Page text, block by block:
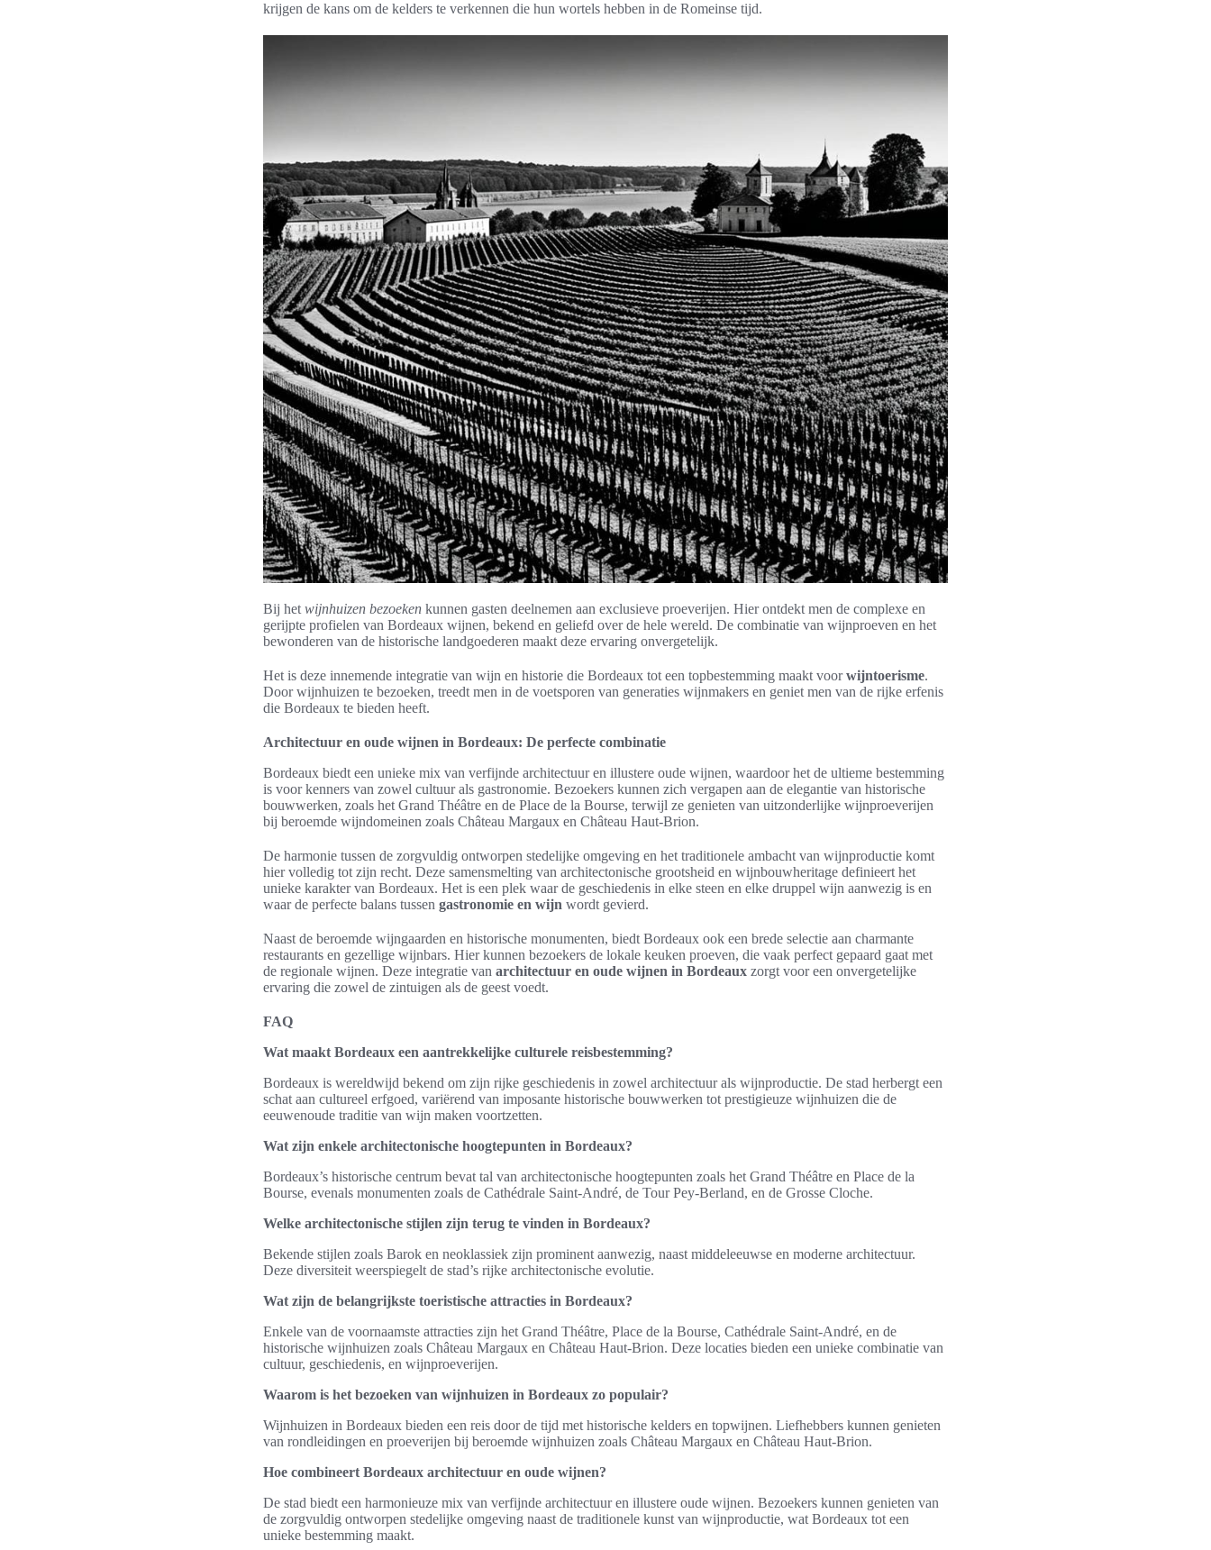
krijgen de kans om de kelders te verkennen die hun wortels hebben in de Romeinse tijd.
Bij het wijnhuizen bezoeken kunnen gasten deelnemen aan exclusieve proeverijen. Hier ontdekt men de complexe en
gerijpte profielen van Bordeaux wijnen, bekend en geliefd over de hele wereld. De combinatie van wijnproeven en het
bewonderen van de historische landgoederen maakt deze ervaring onvergetelijk.
Het is deze innemende integratie van wijn en historie die Bordeaux tot een topbestemming maakt voorwijntoerisme.
Door wijnhuizen te bezoeken, treedt men in de voetsporen van generaties wijnmakers en geniet men van de rijke erfenis
die Bordeaux te bieden heeft.
Architectuur en oude wijnen in Bordeaux: De perfecte combinatie
Bordeaux biedt een unieke mix van verfijnde architectuur en illustere oude wijnen, waardoor het de ultieme bestemming
is voor kenners van zowel cultuur als gastronomie. Bezoekers kunnen zich vergapen aan de elegantie van historische
bouwwerken, zoals het Grand Théâtre en de Place de la Bourse, terwijl ze genieten van uitzonderlijke wijnproeverijen
bij beroemde wijndomeinen zoals Château Margaux en Château Haut-Brion.
De harmonie tussen de zorgvuldig ontworpen stedelijke omgeving en het traditionele ambacht van wijnproductie komt
hier volledig tot zijn recht. Deze samensmelting van architectonische grootsheid en wijnbouwheritage definieert het
unieke karakter van Bordeaux. Het is een plek waar de geschiedenis in elke steen en elke druppel wijn aanwezig is en
waar de perfecte balans tussen gastronomie en wijn wordt gevierd.
Naast de beroemde wijngaarden en historische monumenten, biedt Bordeaux ook een brede selectie aan charmante
restaurants en gezellige wijnbars. Hier kunnen bezoekers de lokale keuken proeven, die vaak perfect gepaard gaat met
de regionale wijnen. Deze integratie van architectuur en oude wijnen in Bordeaux zorgt voor een onvergetelijke
ervaring die zowel de zintuigen als de geest voedt.
FAQ
Wat maakt Bordeaux een aantrekkelijke culturele reisbestemming?
Bordeaux is wereldwijd bekend om zijn rijke geschiedenis in zowel architectuur als wijnproductie. De stad herbergt een
schat aan cultureel erfgoed, variërend van imposante historische bouwwerken tot prestigieuze wijnhuizen die de
eeuwenoude traditie van wijn maken voortzetten.
Wat zijn enkele architectonische hoogtepunten in Bordeaux?
Bordeaux’s historische centrum bevat tal van architectonische hoogtepunten zoals het Grand Théâtre en Place de la
Bourse, evenals monumenten zoals de Cathédrale Saint-André, de Tour Pey-Berland, en de Grosse Cloche.
Welke architectonische stijlen zijn terug te vinden in Bordeaux?
Bekende stijlen zoals Barok en neoklassiek zijn prominent aanwezig, naast middeleeuwse en moderne architectuur.
Deze diversiteit weerspiegelt de stad’s rijke architectonische evolutie.
Wat zijn de belangrijkste toeristische attracties in Bordeaux?
Enkele van de voornaamste attracties zijn het Grand Théâtre, Place de la Bourse, Cathédrale Saint-André, en de
historische wijnhuizen zoals Château Margaux en Château Haut-Brion. Deze locaties bieden een unieke combinatie van
cultuur, geschiedenis, en wijnproeverijen.
Waarom is het bezoeken van wijnhuizen in Bordeaux zo populair?
Wijnhuizen in Bordeaux bieden een reis door de tijd met historische kelders en topwijnen. Liefhebbers kunnen genieten
van rondleidingen en proeverijen bij beroemde wijnhuizen zoals Château Margaux en Château Haut-Brion.
Hoe combineert Bordeaux architectuur en oude wijnen?
De stad biedt een harmonieuze mix van verfijnde architectuur en illustere oude wijnen. Bezoekers kunnen genieten van
de zorgvuldig ontworpen stedelijke omgeving naast de traditionele kunst van wijnproductie, wat Bordeaux tot een
unieke bestemming maakt.